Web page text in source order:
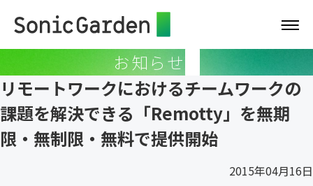
お知らせ
リモートワークにおけるチームワークの
課題を解決できる「Remotty」を無期
限・無制限・無料で提供開始
2015年04月16日